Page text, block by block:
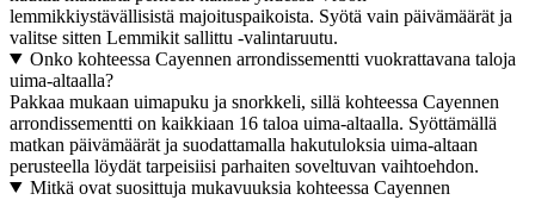
lemmikkiystävällisistä majoituspaikoista. Syötä vain päivämäärät ja
valitse sitten Lemmikit sallittu -valintaruutu.
Onko kohteessa Cayennen arrondissementti vuokrattavana taloja
uima-altaalla?
Pakkaa mukaan uimapuku ja snorkkeli, sillä kohteessa Cayennen
arrondissementti on kaikkiaan 16 taloa uima-altaalla. Syöttämällä
matkan päivämäärät ja suodattamalla hakutuloksia uima-altaan
perusteella löydät tarpeisiisi parhaiten soveltuvan vaihtoehdon.
Mitkä ovat suosittuja mukavuuksia kohteessa Cayennen